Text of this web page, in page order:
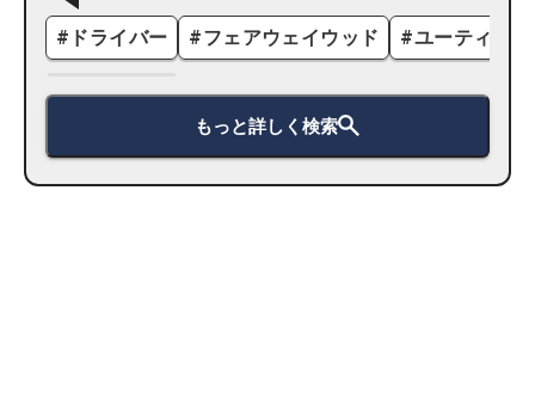
# ドライバー #フェアウェイウッド #ユーティリ
もっと詳しく検索